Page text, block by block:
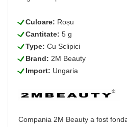
LCuloare: Roșu
LCantitate: 5 g
LType: Cu Sclipici
LBrand: 2M Beauty
LImport: Ungaria
Compania 2M Beauty a fost